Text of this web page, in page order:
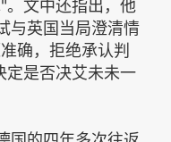
。文中还指出，他
与英国当局澄清情
确，拒绝承认判
定是否决艾未未一